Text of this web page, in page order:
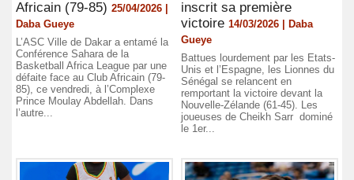
Africain (79-85) 25/04/2026 |
Daba Gueye
L’ASC Ville de Dakar a entamé la
Conférence Sahara de la
Basketball Africa League par une
défaite face au Club Africain (79-
85), ce vendredi, à l’Complexe
Prince Moulay Abdellah. Dans
l’autre...
inscrit sa première
victoire 14/03/2026 | Daba
Gueye
Battues lourdement par les Etats-
Unis et l’Espagne, les Lionnes du
Sénégal se relancent en
remportant la victoire devant la
Nouvelle-Zélande (61-45). Les
joueuses de Cheikh Sarr dominé
le 1er...